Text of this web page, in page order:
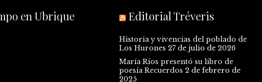
en Ubrique Editorial Tréveris
Historia y vivencias del poblado de
Los Hurones 27 de julio de 2026
María Ríos presentó su libro de
poesía Recuerdos 2 de febrero de
2025